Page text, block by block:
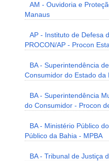
AM - Ouvidoria e
Manaus
AP - Instituto de Defesa
PROCON/AP - Procon
BA - Superintendência
Consumidor do Estado da
BA - Superintendência
do Consumidor - Procon
BA - Ministério Público
Público da Bahia - MPBA
BA - Tribunal de Justiça